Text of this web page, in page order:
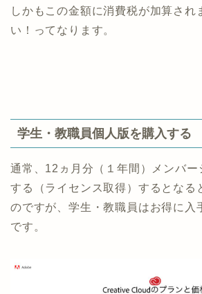
しかもこの金額に消費税が加算さ
い！ってなります。
学生・教職員個人版を購入する
通常、12ヵ月分（１年間）メンバー
する（ライセンス取得）するとなる
のですが、学生・教職員はお得に入
です。